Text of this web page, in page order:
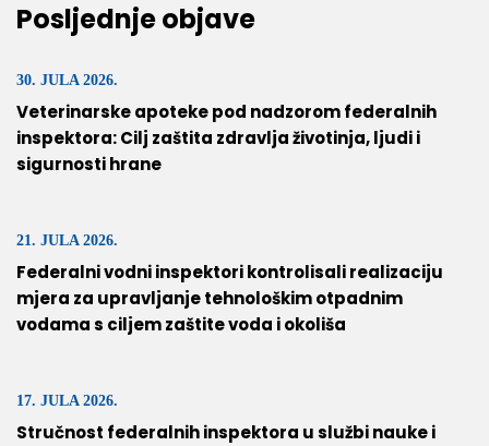
Posljednje objave
30. JULA 2026.
Veterinarske apoteke pod nadzorom federalnih
inspektora: Cilj zaštita zdravlja životinja, ljudi i
sigurnosti hrane
21. JULA 2026.
Federalni vodni inspektori kontrolisali realizaciju
mjera za upravljanje tehnološkim otpadnim
vodama s ciljem zaštite voda i okoliša
17. JULA 2026.
Stručnost federalnih inspektora u službi nauke i